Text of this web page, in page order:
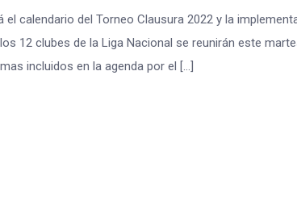
calendario del Torneo Clausura 2022 y la
12 clubes de la Liga Nacional se reunirán este
incluidos en la agenda por el […]